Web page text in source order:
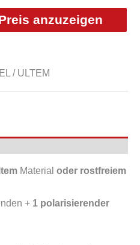
anzuzeigen
/ ULTEM
Material oder rostfreiem
+ 1 polarisierender